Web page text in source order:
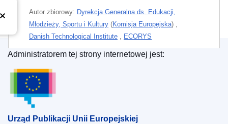
Autor zbiorowy: Dyrekcja Generalna ds. Edukacji,
Młodzieży, Sportu i Kultury (Komisja Europejska) ,
Danish Technological Institute , ECORYS
Autorzy indywidualni:Kwaw, Elizabeth ; Sylvest, Janne
Tematy
Temat:
zawodowe,materiały konferencyjne
Urząd Publikacji Unii Europejskiej
Administratorem tej strony internetowej jest:
Urząd Publikacji Unii Europejskiej